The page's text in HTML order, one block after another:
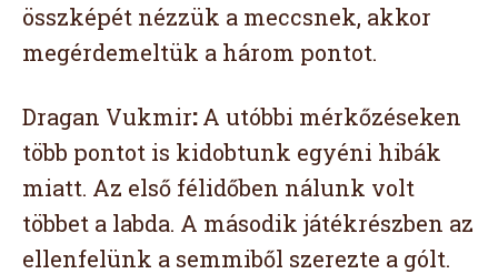
összképét nézzük a meccsnek, akkor
megérdemeltük a három pontot.
Dragan Vukmir:A utóbbi mérkőzéseken
több pontot is kidobtunk egyéni hibák
miatt. Az első félidőben nálunk volt
többet a labda. A második játékrészben az
ellenfelünk a semmiből szerezte a gólt.